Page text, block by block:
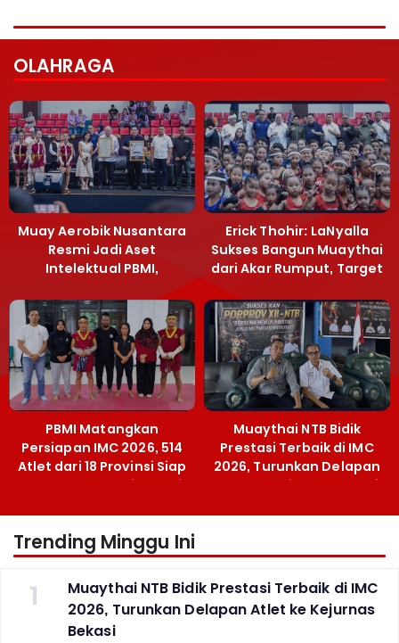
OLAHRAGA
Muay Aerobik Nusantara
Resmi Jadi Aset
Intelektual PBMI,
Terobosan Bangun
Grassroots
Erick Thohir: LaNyalla
Sukses Bangun Muaythai
dari Akar Rumput, Target
PBMI Matangkan
Persiapan IMC 2026, 514
Atlet dari 18 Provinsi Siap
Berlaga Besok di Bekasi
Muaythai NTB Bidik
Prestasi Terbaik di IMC
2026, Turunkan Delapan
Atlet ke Kejurnas Bekasi
Trending Minggu Ini
1
Muaythai NTB Bidik Prestasi Terbaik di IMC
2026, Turunkan Delapan Atlet ke Kejurnas
Bekasi